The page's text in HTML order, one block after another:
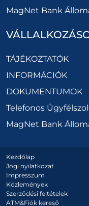
MagNet Bank
TÁJÉKOZTATÓK
INFORMÁCIÓK
DOKUMENTUMOK
Telefonos
MagNet Bank
Kezdőlap
Jogi nyilatkozat
Impresszum
Közlemények
Szerződési feltételek
ATM&Fiók kereső